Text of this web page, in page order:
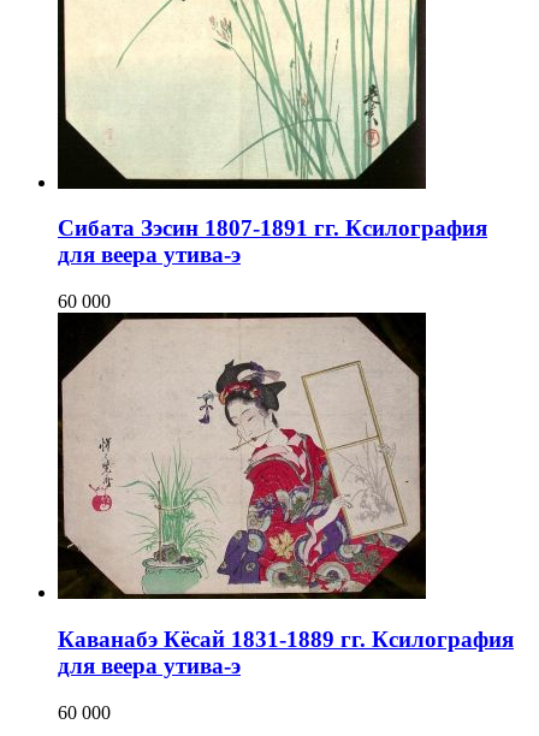
Сибата Зэсин 1807-1891 гг. Ксилография
для веера утива-э
60 000
Каванабэ Кёсай 1831-1889 гг. Ксилография
для веера утива-э
60 000